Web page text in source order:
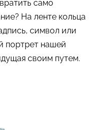
само
На ленте кольца
символ или
портрет нашей
своим путем.